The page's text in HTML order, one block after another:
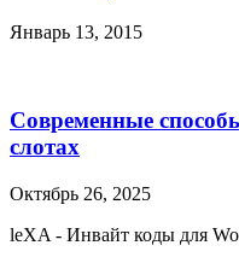
Январь 13, 2015
Современные
слотах
Октябрь 26, 2025
leXA - Инвайт коды для